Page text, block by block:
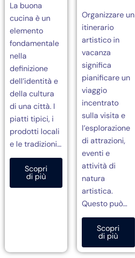
La buona
cucina è un
elemento
fondamentale
nella
definizione
dell’identità e
della cultura
di una città. I
piatti tipici, i
prodotti locali
e le tradizioni…
Scopri
di più
Organizzare un
itinerario
artistico in
vacanza
significa
pianificare un
viaggio
incentrato
sulla visita e
l’esplorazione
di attrazioni,
eventi e
attività di
natura
artistica.
Questo può…
Scopri
di più